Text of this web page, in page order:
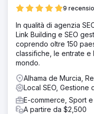
Soluzione
Search Console per
sulle parole chiave e
ranking dei
abbiamo consigliato
Valentino, Diwali,
giovani professionisti,
gioielli di moda per
pertinente. Abbiamo
pagine di raccolta,
9
In qualità di agenzia
Link Building e SEO
coprendo oltre 150
classifiche, le entrate e
mondo.
Alhama de Murcia,
Local SEO, Gestione
E-commerce, Sport
A partire da $2,500